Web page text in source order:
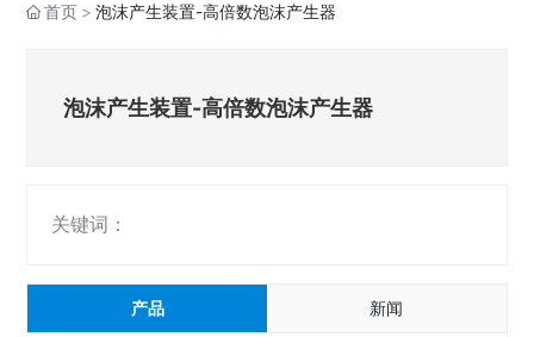
首页 泡沫产生装置-高倍数泡沫产生器
泡沫产生装置-高倍数泡沫产生器
关键词：
产品 新闻